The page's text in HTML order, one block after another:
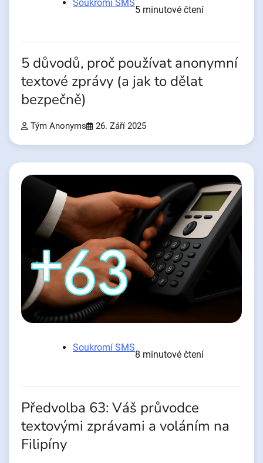
Soukromí SMS
5 minutové čtení
5 důvodů, proč používat anonymní
textové zprávy (a jak to dělat
bezpečně)
Tým Anonyms 26. Září 2025
Soukromí SMS
8 minutové čtení
Předvolba 63: Váš průvodce
textovými zprávami a voláním na
Filipíny